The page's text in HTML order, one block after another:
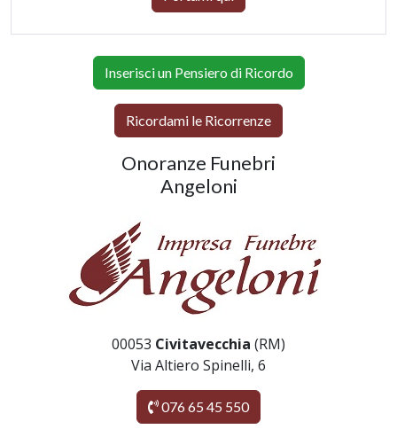
Inserisci un Pensiero di Ricordo
Ricordami le Ricorrenze
Onoranze Funebri
Angeloni
00053 Civitavecchia (RM)
Via Altiero Spinelli, 6
076 65 45 550